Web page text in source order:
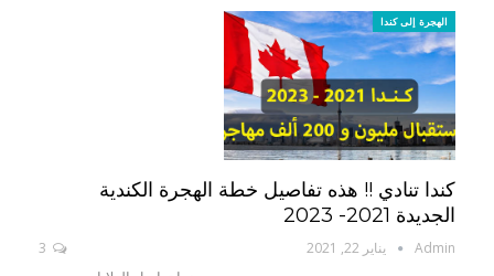
الهجرة إلى كندا
كندا تنادي !! هذه تفاصيل خطة الهجرة الكندية
الجديدة 2021- 2023
Admin يناير 22, 2021